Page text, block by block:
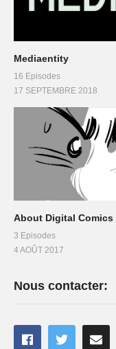
Mediaentity
16 Episodes
17 SEPTEMBRE 2018
About Digital Comics
3 Episodes
4 AOÛT 2017
Nous contacter: